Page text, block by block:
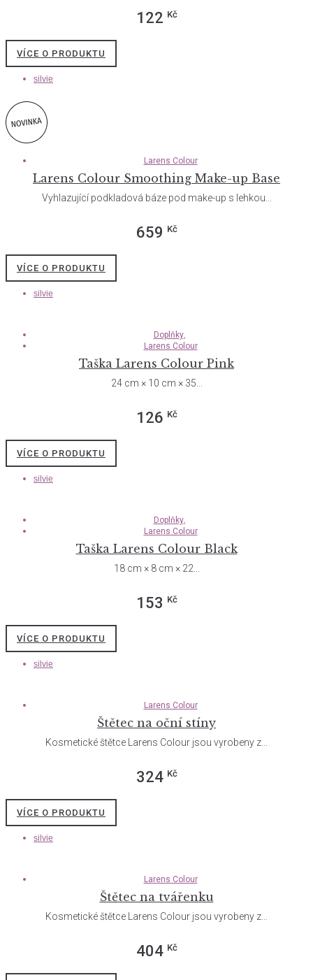
122 Kč
VÍCE O PRODUKTU
silvie
Larens Colour
Larens Colour Smoothing Make-up Base
Vyhlazující podkladová báze pod make-up s lehkou...
659 Kč
VÍCE O PRODUKTU
silvie
Doplňky,
Larens Colour
Taška Larens Colour Pink
24 cm × 10 cm × 35...
126 Kč
VÍCE O PRODUKTU
silvie
Doplňky,
Larens Colour
Taška Larens Colour Black
18 cm × 8 cm × 22...
153 Kč
VÍCE O PRODUKTU
silvie
Larens Colour
Štětec na oční stíny
Kosmetické štětce Larens Colour jsou vyrobeny z...
324 Kč
VÍCE O PRODUKTU
silvie
Larens Colour
Štětec na tvářenku
Kosmetické štětce Larens Colour jsou vyrobeny z...
404 Kč